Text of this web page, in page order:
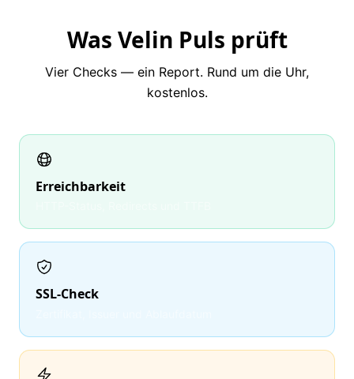
Was Velin Puls prüft
Vier Checks — ein Report. Rund um die Uhr,
kostenlos.
Erreichbarkeit
SSL-Check